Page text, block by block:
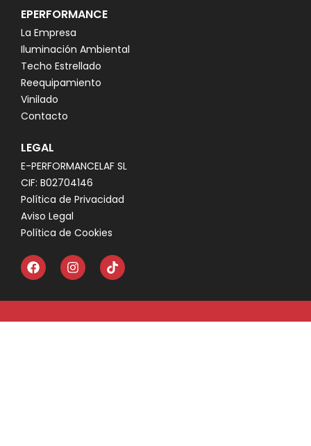
EPERFORMANCE
La Empresa
Iluminación Ambiental
Techo Estrellado
Reequipamiento
Vinilado
Contacto
LEGAL
E-PERFORMANCELAF SL
CIF: B02704146
Política de Privacidad
Aviso Legal
Política de Cookies